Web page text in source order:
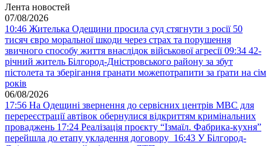
Лента новостей
07/08/2026
10:46 Жителька Одещини просила суд стягнути з росії 50
тисяч євро моральної шкоди через страх та порушення
звичного способу життя внаслідок військової агресії 09:34 42-
річний житель Білгород-Дністровського району за збут
пістолета та зберігання гранати можепотрапити за ґрати на сім
років
06/08/2026
17:56 На Одещині звернення до сервісних центрів МВС для
перереєстрації автівок обернулися відкриттям кримінальних
проваджень 17:24 Реалізація проєкту “Ізмаїл. Фабрика-кухня”
перейшла до етапу укладення договору 16:43 У Білгород-